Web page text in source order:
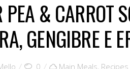
PEA & CARROT
GENGIBRE E
0 Main Meals, Recipes